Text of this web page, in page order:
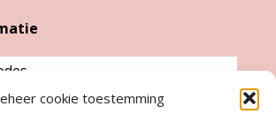
cookie toestemming